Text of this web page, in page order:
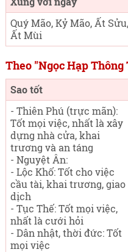
Quý Mão, Kỷ Mão, Ất Sửu,
Ất Mùi
Theo "Ngọc Hạp Thông
Sao tốt
- Thiên Phú (trực mãn):
Tốt mọi việc, nhất là xây
dựng nhà cửa, khai
trương và an táng
- Nguyệt Ân:
- Lộc Khố: Tốt cho việc
cầu tài, khai trương, giao
dịch
- Tục Thế: Tốt mọi việc,
nhất là cưới hỏi
- Dân nhật, thời đức: Tốt
mọi việc